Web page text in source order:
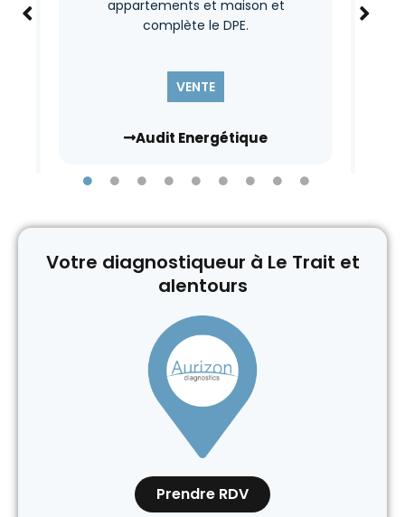
appartements et maison et
complète le DPE.
VENTE
Audit Energétique
Votre diagnostiqueur à Le Trait et
alentours
Prendre RDV